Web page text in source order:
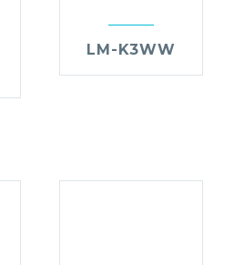
LM-K3WW